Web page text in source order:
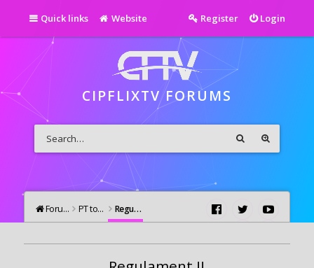
Quick links Website Login
Register
CIPFLIXTV FORUMS
Forums PT toata lumea! Regulamentul forumului